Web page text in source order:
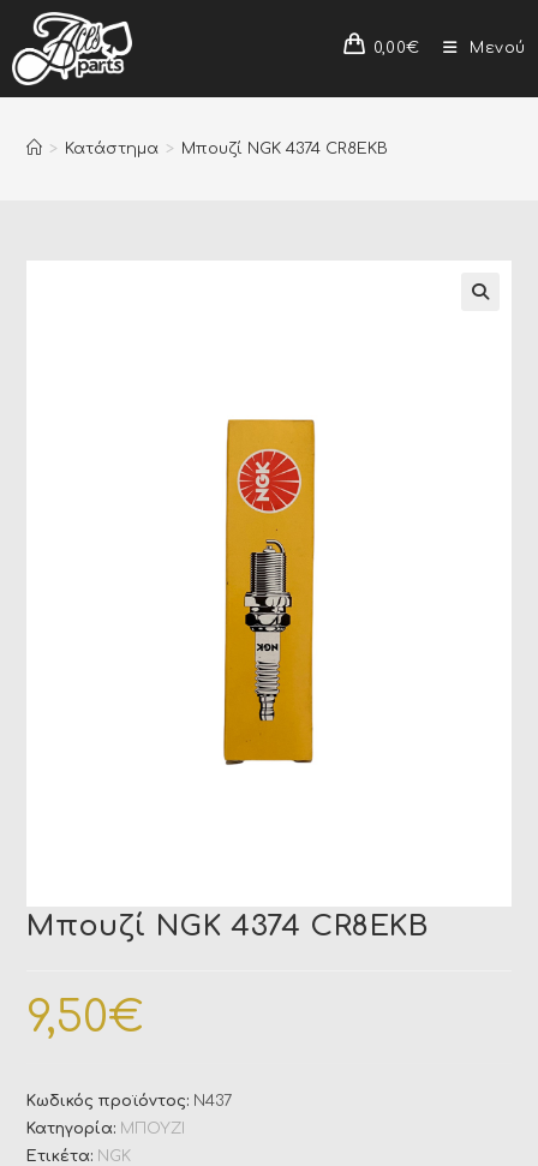
0,00€ Μενού
> Κατάστημα > Μπουζί NGK 4374 CR8EKB
Μπουζί NGK 4374 CR8EKB
9,50€
Κωδικός προϊόντος: N437
Κατηγορία: ΜΠΟΥΖΙ
Ετικέτα: NGK